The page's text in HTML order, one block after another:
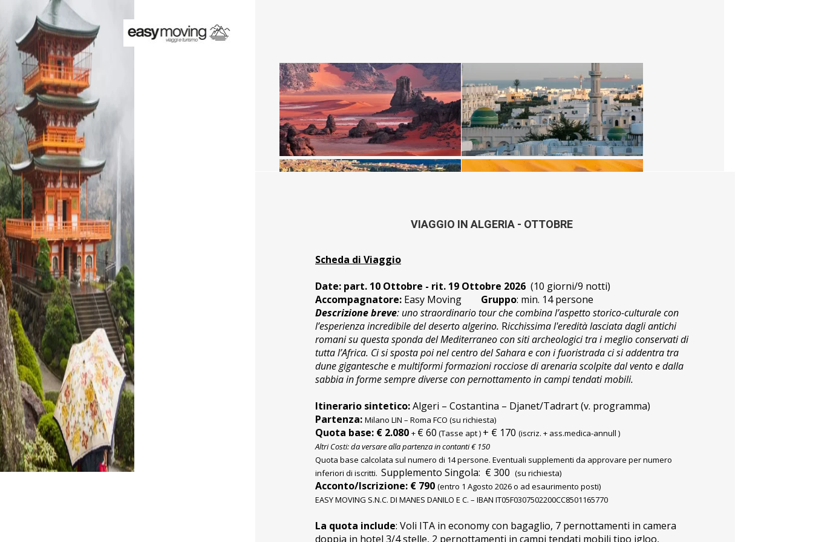
VIAGGIO IN ALGERIA - OTTOBRE
Scheda di Viaggio
Date: part. 10 Ottobre - rit. 19 Ottobre 2026 (10 giorni/9 notti)
Accompagnatore: Easy Moving Gruppo: min. 14 persone
Descrizione breve: uno straordinario tour che combina l’aspetto storico-culturale con
l’esperienza incredibile del deserto algerino. Ricchissima l'eredità lasciata dagli antichi
romani su questa sponda del Mediterraneo con siti archeologici tra i meglio conservati di
tutta l’Africa. Ci si sposta poi nel centro del Sahara e con i fuoristrada ci si addentra tra
dune gigantesche e multiformi formazioni rocciose di arenaria scolpite dal vento e dalla
sabbia in forme sempre diverse con pernottamento in campi tendati mobili.
Itinerario sintetico:Algeri – Costantina – Djanet/Tadrart (v. programma)
Partenza: Milano LIN – Roma FCO (su richiesta)
Quota base: € 2.080 + € 60 (Tasse apt ) + € 170 (iscriz. + ass.medica-annull )
Altri Costi: da versare alla partenza in contanti € 150
Quota base calcolata sul numero di 14 persone. Eventuali supplementi da approvare per numero
inferiori di iscritti. Supplemento Singola: € 300 (su richiesta)
Acconto/Iscrizione: € 790 (entro 1 Agosto 2026 o ad esaurimento posti)
EASY MOVING S.N.C. DI MANES DANILO E C. – IBAN IT05F0307502200CC8501165770
La quota include: Voli ITA in economy con bagaglio, 7 pernottamenti in camera
doppia in hotel 3/4 stelle, 2 pernottamenti in campi tendati mobili tipo igloo,